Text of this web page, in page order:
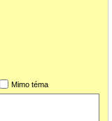
Mimo téma